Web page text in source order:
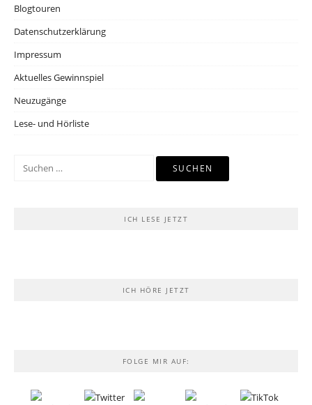
Blogtouren
Datenschutzerklärung
Impressum
Aktuelles Gewinnspiel
Neuzugänge
Lese- und Hörliste
Suchen
ICH LESE JETZT
ICH HÖRE JETZT
FOLGE MIR AUF: